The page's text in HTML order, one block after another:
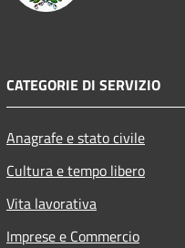
CATEGORIE DI SERVIZIO
Anagrafe e stato civile
Cultura e tempo libero
Vita lavorativa
Imprese e Commercio